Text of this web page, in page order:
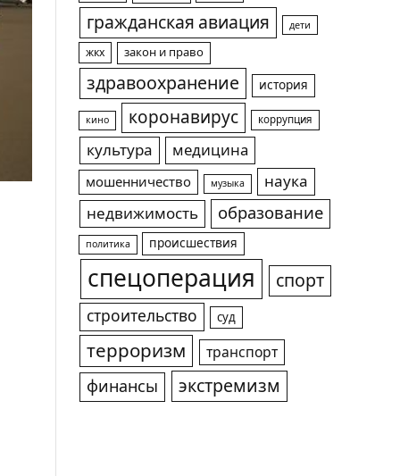
гражданская авиация дети
жкх закон и право
здравоохранение история
кино коронавирус коррупция
культура медицина
мошенничество музыка
наука
недвижимость
образование
политика происшествия
спецоперация спорт
строительство суд
терроризм транспорт
финансы экстремизм